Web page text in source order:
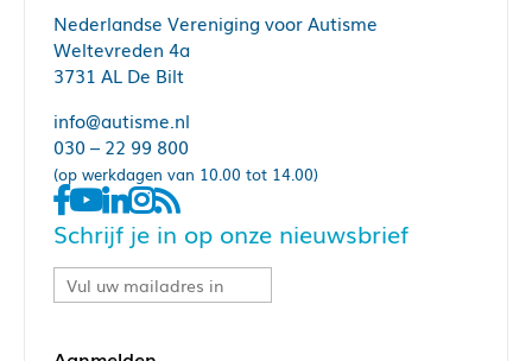
Nederlandse Vereniging voor Autisme
Weltevreden 4a
3731 AL De Bilt
info@autisme.nl
030 – 22 99 800
(op werkdagen van 10.00 tot 14.00)
Schrijf je in op onze nieuwsbrief